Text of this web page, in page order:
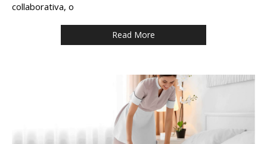
collaborativa, o
Read More